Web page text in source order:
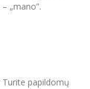
„mano”.
Turite papildomų